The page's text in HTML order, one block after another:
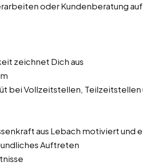
oder Kundenberatung
zeichnet Dich aus
bei Vollzeitstellen, Teilzeitstellen
aus Lebach motiviert und
Auftreten